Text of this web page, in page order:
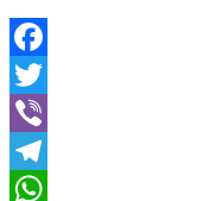
Facebook
Twitter
Viber
Telegram